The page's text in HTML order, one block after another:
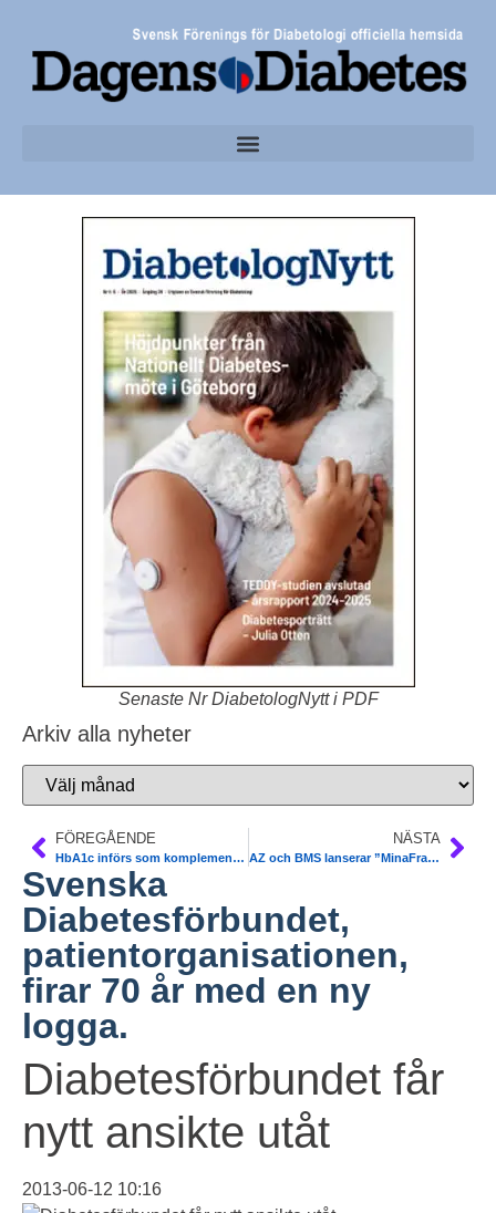
Senaste Nr DiabetologNytt i PDF
Arkiv alla nyheter
FÖREGÅENDE
HbA1c införs som komplement till diagnostik på vårdcentraler från 1 jan 2014 – en del klarläggande
NÄSTA
AZ och BMS lanserar ”MinaFramsteg”; ny motiverande patientsajt om typ 2-diabetes
Svenska
Diabetesförbundet,
patientorganisationen,
firar 70 år med en ny
logga.
Diabetesförbundet får
nytt ansikte utåt
2013-06-12 10:16